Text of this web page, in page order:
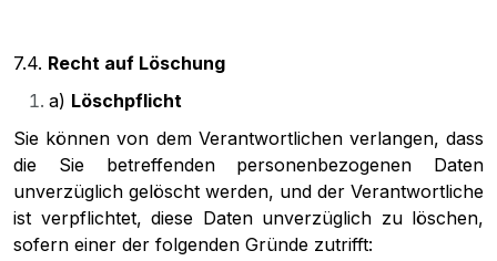
7.4. Recht auf Löschung
a) Löschpflicht
Sie können von dem Verantwortlichen verlangen, dass
die Sie betreffenden personenbezogenen Daten
unverzüglich gelöscht werden, und der Verantwortliche
ist verpflichtet, diese Daten unverzüglich zu löschen,
sofern einer der folgenden Gründe zutrifft: